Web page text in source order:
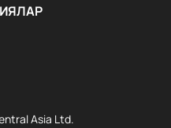
Asia Ltd.